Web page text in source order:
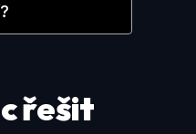
řešit